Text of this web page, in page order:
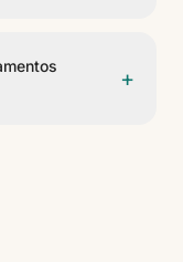
+